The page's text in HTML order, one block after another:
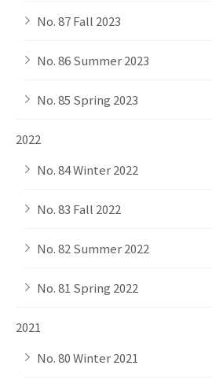
No. 87 Fall 2023
No. 86 Summer 2023
No. 85 Spring 2023
2022
No. 84 Winter 2022
No. 83 Fall 2022
No. 82 Summer 2022
No. 81 Spring 2022
2021
No. 80 Winter 2021